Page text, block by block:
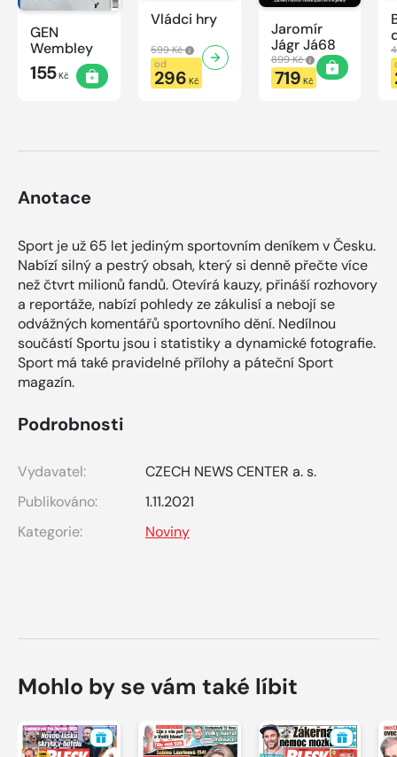
GEN
Wembley
155Kč
Vládci hry
599 Kč
od
296 Kč
Jaromír
Jágr Já68
899 Kč
719 Kč
Anotace
Sport je už 65 let jediným sportovním deníkem v Česku.
Nabízí silný a pestrý obsah, který si denně přečte více
než čtvrt milionů fandů. Otevírá kauzy, přináší rozhovory
a reportáže, nabízí pohledy ze zákulisí a nebojí se
odvážných komentářů sportovního dění. Nedílnou
součástí Sportu jsou i statistiky a dynamické fotografie.
Sport má také pravidelné přílohy a páteční Sport
magazín.
Podrobnosti
Vydavatel:
CZECH NEWS CENTER a. s.
Publikováno:
1.11.2021
Kategorie:
Noviny
Mohlo by se vám také líbit